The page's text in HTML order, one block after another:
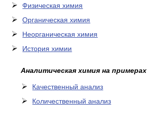
Физическая химия
Органическая химия
Неорганическая химия
История химии
Аналитическая химия на примерах
Качественный анализ
Количественный анализ